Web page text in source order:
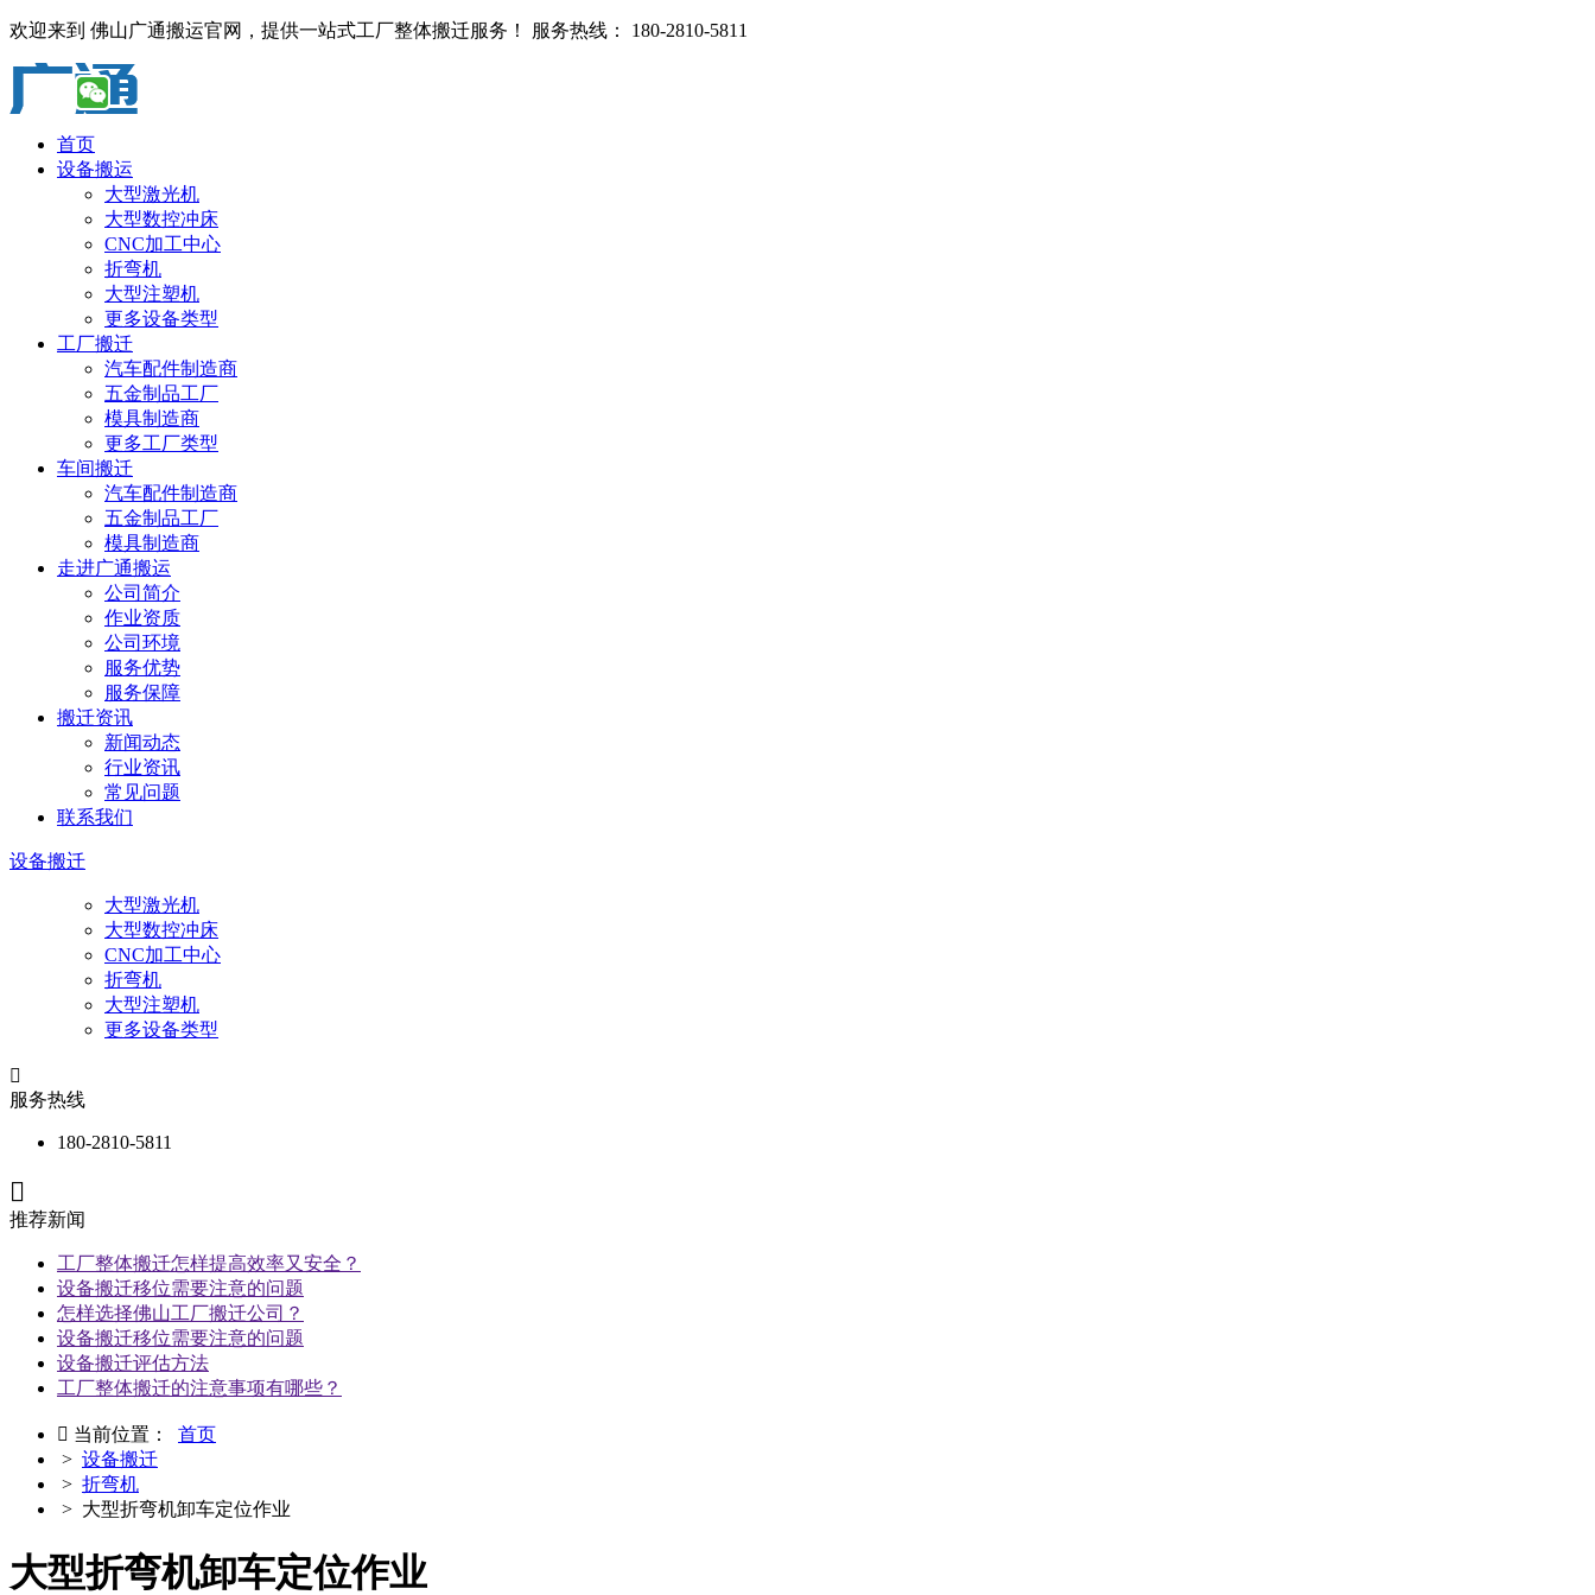
欢迎来到 佛山广通搬运官网，提供一站式工厂整体搬迁服务！ 服务热线： 180-2810-5811
首页
设备搬运
大型激光机
大型数控冲床
CNC加工中心
折弯机
大型注塑机
更多设备类型
工厂搬迁
汽车配件制造商
五金制品工厂
模具制造商
更多工厂类型
车间搬迁
汽车配件制造商
五金制品工厂
模具制造商
走进广通搬运
公司简介
作业资质
公司环境
服务优势
服务保障
搬迁资讯
新闻动态
行业资讯
常见问题
联系我们
设备搬迁
大型激光机
大型数控冲床
CNC加工中心
折弯机
大型注塑机
更多设备类型

服务热线
180-2810-5811

推荐新闻
工厂整体搬迁怎样提高效率又安全？
设备搬迁移位需要注意的问题
怎样选择佛山工厂搬迁公司？
设备搬迁移位需要注意的问题
设备搬迁评估方法
工厂整体搬迁的注意事项有哪些？
 当前位置： 首页
> 设备搬迁
> 折弯机
> 大型折弯机卸车定位作业
大型折弯机卸车定位作业